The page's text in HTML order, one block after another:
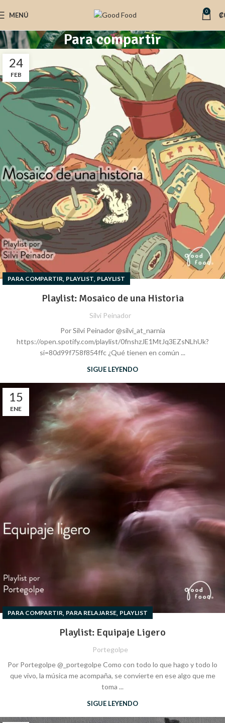
MENÚ 0 ₡
Para compartir
24
FEB
PARA COMPARTIR, PLAYLIST, PLAYLIST
Playlist: Mosaico de una Historia
Silvi Peinador
Por Silvi Peinador @silvi_at_narnia
https://open.spotify.com/playlist/0fnshzJE1MtJq3EZsNLhUk?
si=80d99f758f854ffc ¿Qué tienen en común ...
SIGUE LEYENDO
15
ENE
PARA COMPARTIR, PARA RELAJARSE, PLAYLIST
Playlist: Equipaje Ligero
Portegolpe
Por Portegolpe @_portegolpe Como con todo lo que hago y todo lo
que vivo, la música me acompaña, se convierte en ese algo que me
toma ...
SIGUE LEYENDO